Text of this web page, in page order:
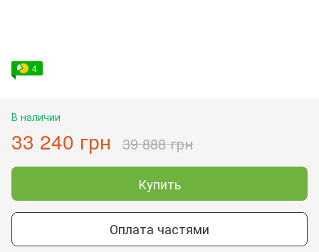
4
В наличии
33 240 грн 39 888 грн
Купить
Оплата частями